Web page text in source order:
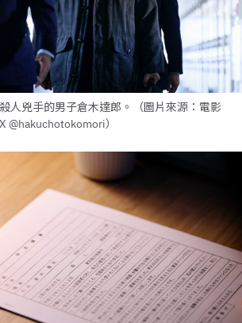
人兇手的男子倉木達郎。（圖片來源：電影
@hakuchotokomori）